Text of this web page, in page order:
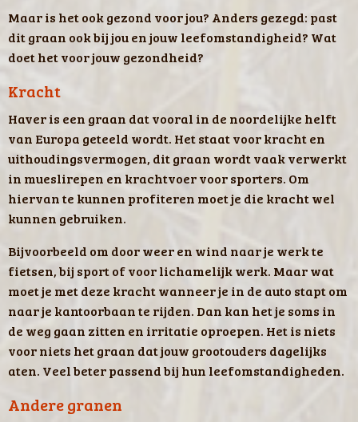
Maar is het ook gezond voor jou? Anders gezegd: past
dit graan ook bij jou en jouw leefomstandigheid? Wat
doet het voor jouw gezondheid?
Kracht
Haver is een graan dat vooral in de noordelijke helft
van Europa geteeld wordt. Het staat voor kracht en
uithoudingsvermogen, dit graan wordt vaak verwerkt
in mueslirepen en krachtvoer voor sporters. Om
hiervan te kunnen profiteren moet je die kracht wel
kunnen gebruiken.
Bijvoorbeeld om door weer en wind naar je werk te
fietsen, bij sport of voor lichamelijk werk. Maar wat
moet je met deze kracht wanneer je in de auto stapt om
naar je kantoorbaan te rijden. Dan kan het je soms in
de weg gaan zitten en irritatie oproepen. Het is niets
voor niets het graan dat jouw grootouders dagelijks
aten. Veel beter passend bij hun leefomstandigheden.
Andere granen